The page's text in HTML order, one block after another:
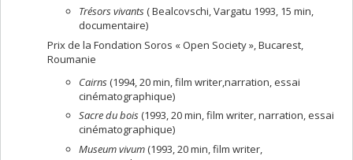
Trésors vivants( Bealcovschi, Vargatu 1993, 15 min,
documentaire)
Prix de la Fondation Soros « Open Society », Bucarest,
Roumanie
Cairns(1994, 20 min, film writer,narration, essai
cinématographique)
Sacre du bois(1993, 20 min, film writer, narration, essai
cinématographique)
Museum vivum(1993, 20 min, film writer,